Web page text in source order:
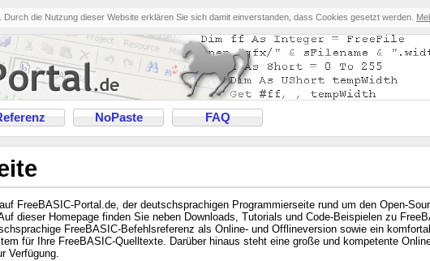
die Nutzung dieser Website erklären Sie sich damit einverstanden, dass Cookies gesetzt werden.
NoPaste FAQ
FreeBASIC-Portal.de, der deutschsprachigen Programmierseite rund um den Open-
dieser Homepage finden Sie neben Downloads, Tutorials und Code-Beispielen zu
FreeBASIC-Befehlsreferenz als Online- und Offlineversion sowie ein
für Ihre FreeBASIC-Quelltexte. Darüber hinaus steht eine große und kompetente
Verfügung.